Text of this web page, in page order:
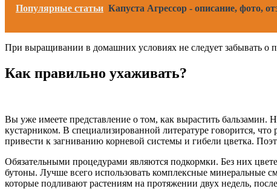
Популярные статьи Капуста Агрессор - описание, фото,
При выращивании в домашних условиях не следует забывать о
Как правильно ухаживать?
Вы уже имеете представление о том, как вырастить бальзамин.
кустарником. В специализированной литературе говорится,
привести к загниванию корневой системы и гибели цветка.
Обязательными процедурами являются подкормки. Без них
бутоны. Лучше всего использовать комплексные минеральные
которые подливают растениям на протяжении двух недель,